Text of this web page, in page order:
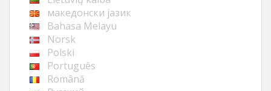
македонски јазик
Bahasa Melayu
Norsk
Polski
Português
Română